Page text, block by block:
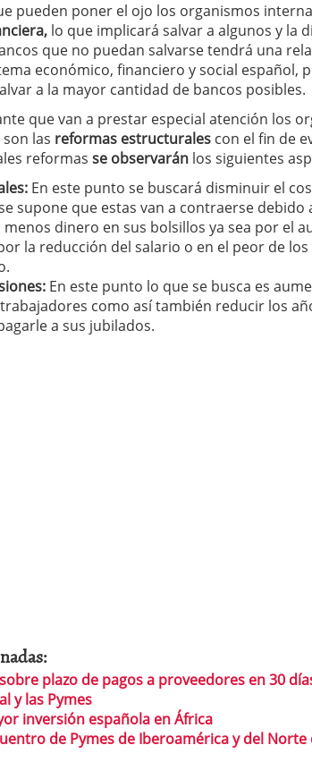
pueden poner el ojo los organismos
lo que implicará salvar a algunos y la
que no puedan salvarse tendrá una
económico, financiero y social español,
a la mayor cantidad de bancos posibles.
que van a prestar especial atención los
las reformas estructurales con el fin de
reformas se observarán los siguientes
En este punto se buscará disminuir el
supone que estas van a contraerse debido
dinero en sus bolsillos ya sea por el
la reducción del salario o en el peor de los
En este punto lo que se busca es
como así también reducir los
a sus jubilados.
plazo de pagos a proveedores en 30
y las Pymes
inversión española en África
de Pymes de Iberoamérica y del Norte